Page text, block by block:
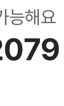
능해요